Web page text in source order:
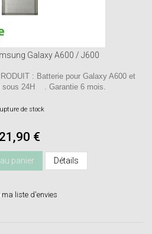
Galaxy A600 / J600
: Batterie pour Galaxy A600 et
24H . Garantie 6 mois.
de stock
21,90 €
panier Détails
ma liste d'envies